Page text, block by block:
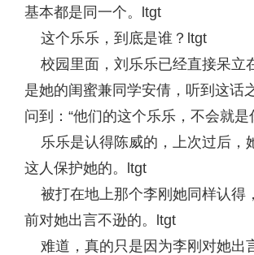
基本都是同一个。ltgt
这个乐乐，到底是谁？ltgt
校园里面，刘乐乐已经直接呆立
是她的闺蜜兼同学安倩，听到这话
问到：“他们的这个乐乐，不会就是
乐乐是认得陈威的，上次过后，
这人保护她的。ltgt
被打在地上那个李刚她同样认得
前对她出言不逊的。ltgt
难道，真的只是因为李刚对她出